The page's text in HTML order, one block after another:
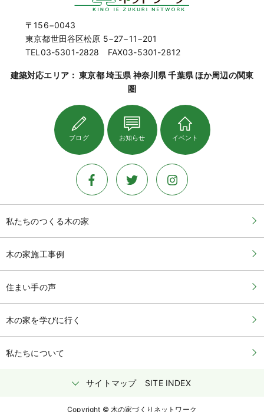
〒156−0043
東京都世田谷区松原 5−27−11−201
TEL03-5301-2828 FAX03-5301-2812
建築対応エリア： 東京都 埼玉県 神奈川県 千葉県 ほか周辺の関東
圏
ブログ お知らせ イベント
私たちのつくる木の家
木の家施工事例
住まい手の声
木の家を学びに行く
私たちについて
サイトマップ SITE INDEX
Copyright © 木の家づくりネットワーク